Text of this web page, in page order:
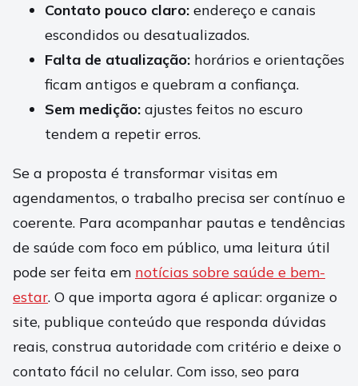
Contato pouco claro: endereço e canais
escondidos ou desatualizados.
Falta de atualização: horários e orientações
ficam antigos e quebram a confiança.
Sem medição: ajustes feitos no escuro
tendem a repetir erros.
Se a proposta é transformar visitas em
agendamentos, o trabalho precisa ser contínuo e
coerente. Para acompanhar pautas e tendências
de saúde com foco em público, uma leitura útil
pode ser feita em notícias sobre saúde e bem-
estar. O que importa agora é aplicar: organize o
site, publique conteúdo que responda dúvidas
reais, construa autoridade com critério e deixe o
contato fácil no celular. Com isso, seo para